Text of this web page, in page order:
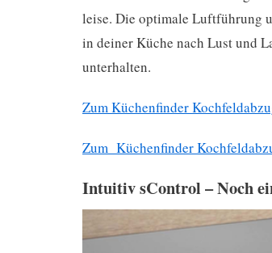
leise. Die optimale Luftführung
in deiner Küche nach Lust und
unterhalten.
Zum Küchenfinder Kochfeldabzug
Zum Küchenfinder
Intuitiv sControl – Noch